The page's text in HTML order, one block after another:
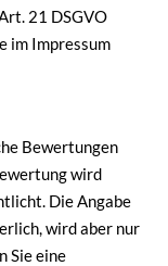
21 DSGVO
im Impressum
Bewertungen
wird
Die Angabe
wird aber nur
Sie eine